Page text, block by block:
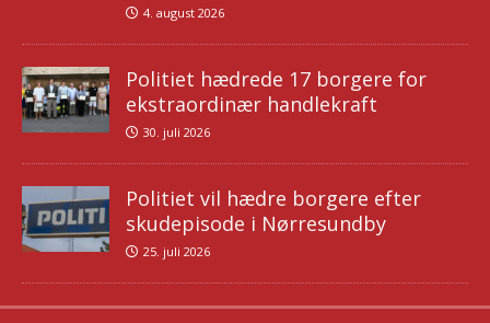
4. august 2026
Politiet hædrede 17 borgere for
ekstraordinær handlekraft
30. juli 2026
Politiet vil hædre borgere efter
skudepisode i Nørresundby
25. juli 2026